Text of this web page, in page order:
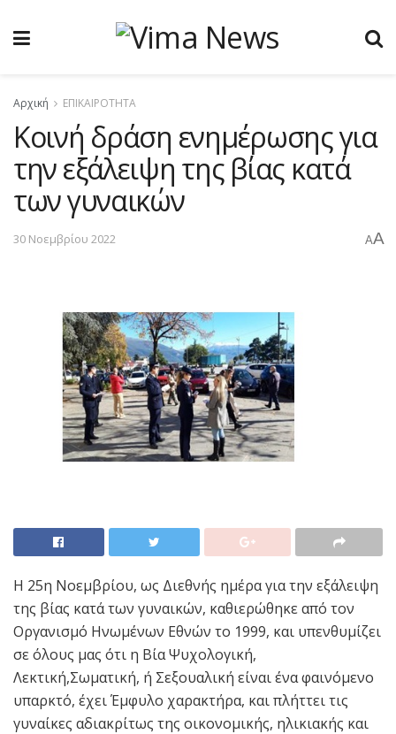
Αρχική ΕΠΙΚΑΙΡΟΤΗΤΑ
Kοινή δράση ενημέρωσης για
την εξάλειψη της βίας κατά
των γυναικών
30 Νοεμβρίου 2022 AA
Η 25η Νοεμβρίου, ως Διεθνής ημέρα για την εξάλειψη
της βίας κατά των γυναικών, καθιερώθηκε από τον
Οργανισμό Ηνωμένων Εθνών το 1999, και υπενθυμίζει
σε όλους μας ότι η Βία Ψυχολογική,
Λεκτική,Σωματική, ή Σεξουαλική είναι ένα φαινόμενο
υπαρκτό, έχει Έμφυλο χαρακτήρα, και πλήττει τις
γυναίκες αδιακρίτως της οικονομικής, ηλικιακής και